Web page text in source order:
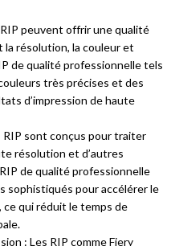
peuvent offrir une qualité
la résolution, la couleur et
de qualité professionnelle tels
très précises et des
d’impression de haute
RIP sont conçus pour traiter
résolution et d’autres
de qualité professionnelle
sophistiqués pour accélérer le
ce qui réduit le temps de
: Les RIP comme Fiery